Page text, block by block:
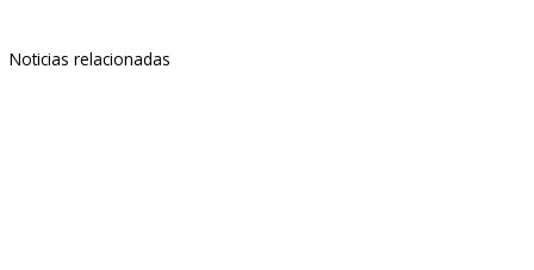
Noticias relacionadas